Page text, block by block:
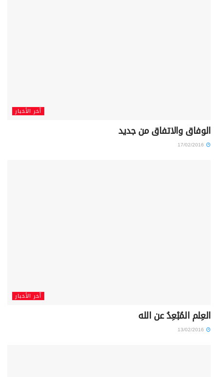
آخر الأخبار
الوفاق والاتفاق من جديد
آخر الأخبار
العِلم المُبْعِدُ عن الله